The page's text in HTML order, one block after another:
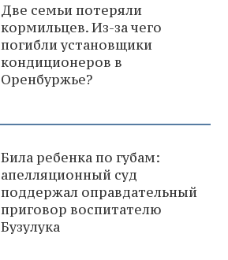
Две семьи потеряли
кормильцев. Из-за чего
погибли установщики
кондиционеров в
Оренбуржье?
Била ребенка по губам:
апелляционный суд
поддержал оправдательный
приговор воспитателю
Бузулука